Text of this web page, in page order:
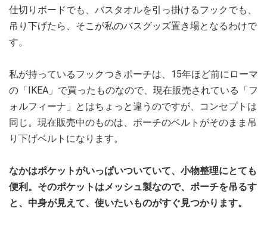
仕切りボードでも、バスタオルを引っ掛けるフックでも、
吊り下げたら、そこが私のバスグッズ置き場となるわけで
す。
私が持っているフックつきポーチは、15年ほど前にローマ
の「IKEA」で買ったものなので、現在販売されている「フ
ォルフィーナ」とはちょっと違うのですが、コンセプトは
同じ。現在販売中のものは、ポーチのベルトがそのまま吊
り下げベルトになります。
なかはポケットがいっぱいついていて、小物整理にとても
便利。そのポケットはメッシュ製なので、ポーチを吊るす
と、中身が見えて、使いたいものがすぐ見つかります。